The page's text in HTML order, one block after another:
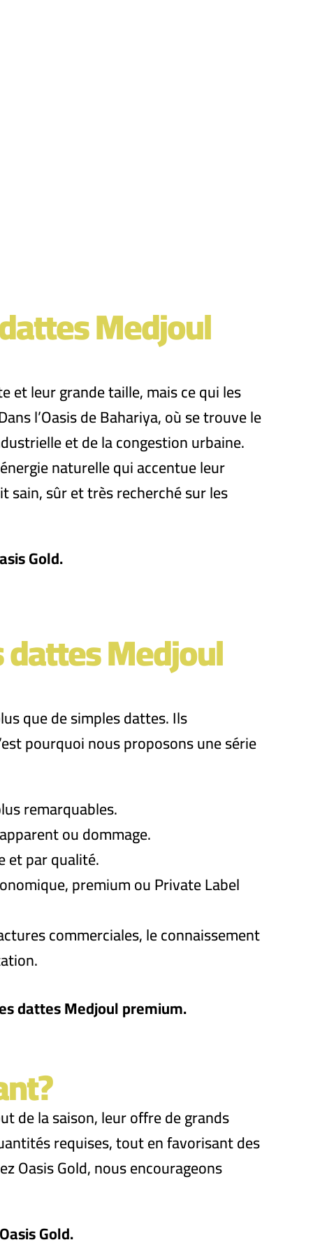
Medjoul
et leur grande taille, mais ce qui les
l’Oasis de Bahariya, où se trouve le
et de la congestion urbaine.
naturelle qui accentue leur
sûr et très recherché sur les
Gold.
dattes Medjoul
que de simples dattes. Ils
pourquoi nous proposons une série
remarquables.
ou dommage.
et par qualité.
premium ou Private Label
commerciales, le connaissement
dattes Medjoul premium.
de la saison, leur offre de grands
requises, tout en favorisant des
Oasis Gold, nous encourageons
Gold.